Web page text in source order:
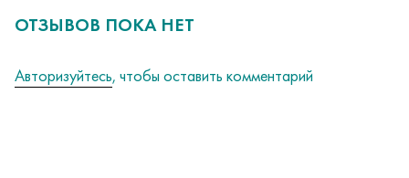
ОТЗЫВОВ ПОКА НЕТ
Авторизуйтесь, чтобы оставить комментарий